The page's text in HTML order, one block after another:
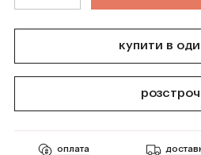
купити в
оплата